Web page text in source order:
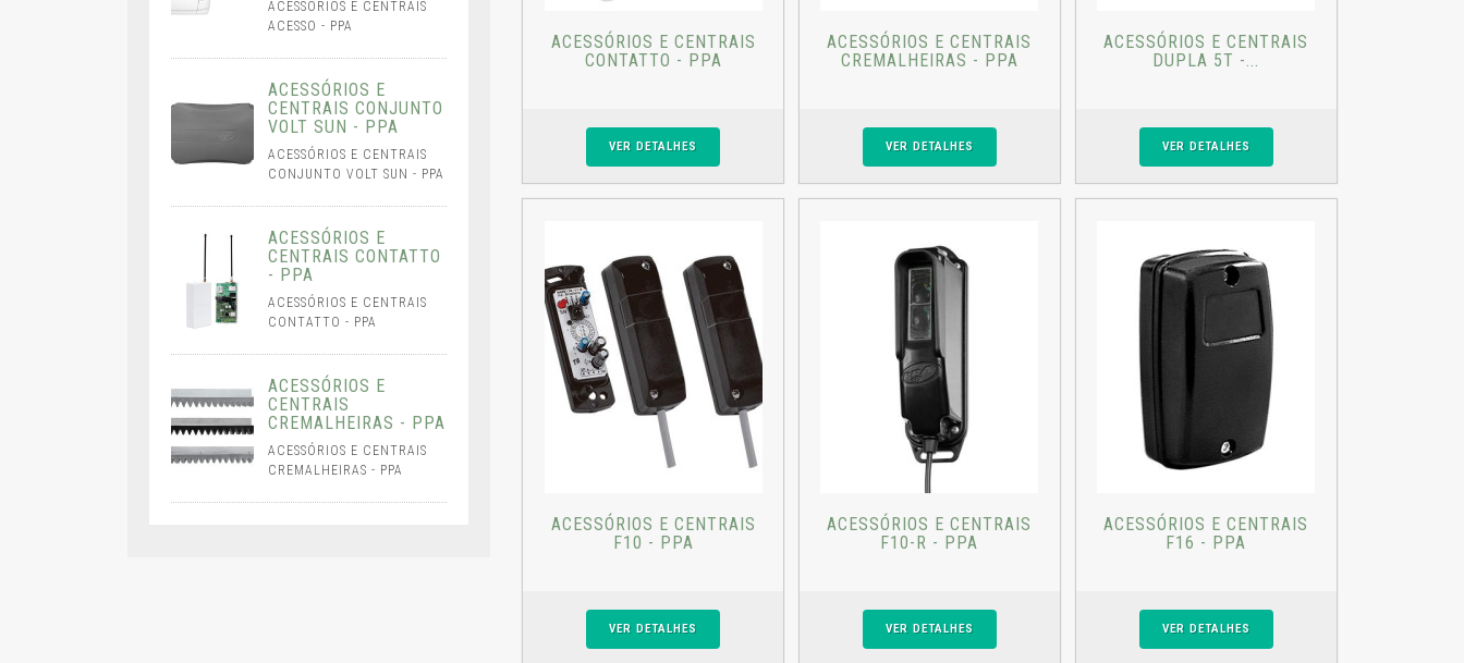
ACESSÓRIOS E CENTRAIS
CONTATTO - PPA
VER DETALHES
ACESSÓRIOS E CENTRAIS
CREMALHEIRAS - PPA
VER DETALHES
ACESSÓRIOS E CENTRAIS
DUPLA 5T -...
VER DETALHES
ACESSÓRIOS E CENTRAIS
F10 - PPA
VER DETALHES
ACESSÓRIOS E CENTRAIS
F10-R - PPA
VER DETALHES
ACESSÓRIOS E CENTRAIS
F16 - PPA
VER DETALHES
ACESSÓRIOS E CENTRAIS
ACESSO - PPA
ACESSÓRIOS E
CENTRAIS CONJUNTO
VOLT SUN - PPA
ACESSÓRIOS E CENTRAIS
CONJUNTO VOLT SUN - PPA
ACESSÓRIOS E
CENTRAIS CONTATTO
- PPA
ACESSÓRIOS E CENTRAIS
CONTATTO - PPA
ACESSÓRIOS E
CENTRAIS
CREMALHEIRAS - PPA
ACESSÓRIOS E CENTRAIS
CREMALHEIRAS - PPA